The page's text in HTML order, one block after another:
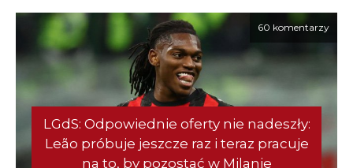
60 komentarzy
LGdS: Odpowiednie oferty nie nadeszły:
Leão próbuje jeszcze raz i teraz pracuje
na to, by pozostać w Milanie